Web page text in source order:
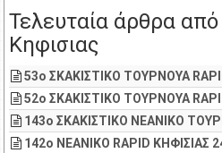
Τελευταία άρθρα
Κηφισιας
53o ΣΚΑΚΙΣΤΙΚΟ ΤΟΥΡΝΟΥΑ
52o ΣΚΑΚΙΣΤΙΚΟ ΤΟΥΡΝΟΥΑ
143o ΣΚΑΚΙΣΤΙΚΟ ΝΕΑΝΙΚΟ
142ο ΝΕΑΝΙΚΟ RAPID ΚΗΦΙΣΙΑΣ